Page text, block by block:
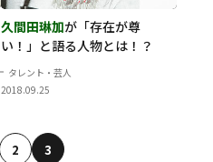
久間田琳加が「存在が尊
い！」と語る人物とは！？
タレント・芸人
2018.09.25
2 3